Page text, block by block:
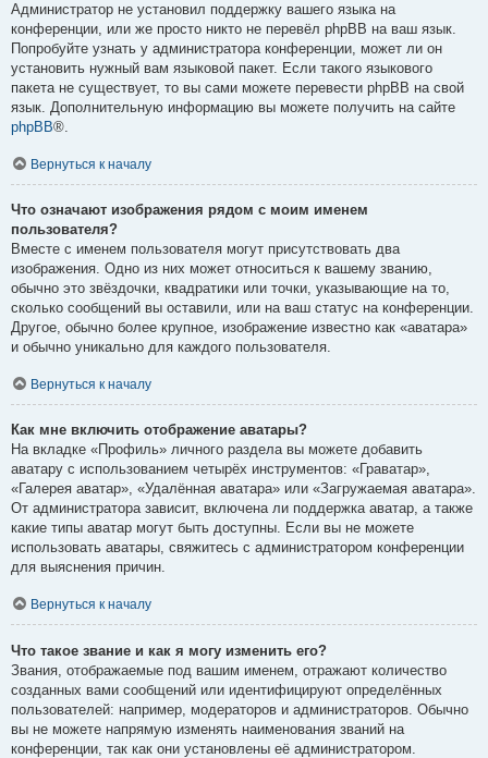
Администратор не установил поддержку вашего языка на
конференции, или же просто никто не перевёл phpBB на ваш язык.
Попробуйте узнать у администратора конференции, может ли он
установить нужный вам языковой пакет. Если такого языкового
пакета не существует, то вы сами можете перевести phpBB на свой
язык. Дополнительную информацию вы можете получить на сайте
phpBB®.
Вернуться к началу
Что означают изображения рядом с моим именем
пользователя?
Вместе с именем пользователя могут присутствовать два
изображения. Одно из них может относиться к вашему званию,
обычно это звёздочки, квадратики или точки, указывающие на то,
сколько сообщений вы оставили, или на ваш статус на конференции.
Другое, обычно более крупное, изображение известно как «аватара»
и обычно уникально для каждого пользователя.
Вернуться к началу
Как мне включить отображение аватары?
На вкладке «Профиль» личного раздела вы можете добавить
аватару с использованием четырёх инструментов: «Граватар»,
«Галерея аватар», «Удалённая аватара» или «Загружаемая аватара».
От администратора зависит, включена ли поддержка аватар, а также
какие типы аватар могут быть доступны. Если вы не можете
использовать аватары, свяжитесь с администратором конференции
для выяснения причин.
Вернуться к началу
Что такое звание и как я могу изменить его?
Звания, отображаемые под вашим именем, отражают количество
созданных вами сообщений или идентифицируют определённых
пользователей: например, модераторов и администраторов. Обычно
вы не можете напрямую изменять наименования званий на
конференции, так как они установлены её администратором.